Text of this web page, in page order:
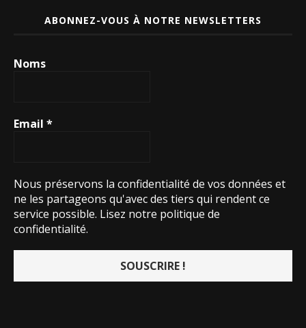
ABONNEZ-VOUS À NOTRE NEWSLETTERS
Noms
Email *
Nous préservons la confidentialité de vos données et
ne les partageons qu'avec des tiers qui rendent ce
service possible. Lisez notre politique de
confidentialité.